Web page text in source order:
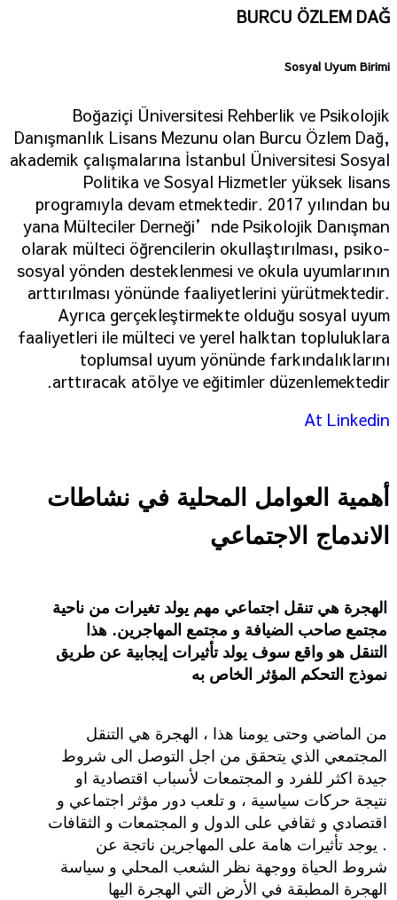
BURCU ÖZLEM DAĞ
Sosyal Uyum Birimi
Boğaziçi Üniversitesi Rehberlik ve Psikolojik
Danışmanlık Lisans Mezunu olan Burcu Özlem Dağ,
akademik çalışmalarına İstanbul Üniversitesi Sosyal
Politika ve Sosyal Hizmetler yüksek lisans
programıyla devam etmektedir. 2017 yılından bu
yana Mülteciler Derneği’nde Psikolojik Danışman
olarak mülteci öğrencilerin okullaştırılması, psiko-
sosyal yönden desteklenmesi ve okula uyumlarının
arttırılması yönünde faaliyetlerini yürütmektedir.
Ayrıca gerçekleştirmekte olduğu sosyal uyum
faaliyetleri ile mülteci ve yerel halktan topluluklara
toplumsal uyum yönünde farkındalıklarını
arttıracak atölye ve eğitimler düzenlemektedir.
At Linkedin
أهمية العوامل المحلية في نشاطات
الاندماج الاجتماعي
الهجرة هي تنقل اجتماعي مهم يولد تغيرات من ناحية
مجتمع صاحب الضيافة و مجتمع المهاجرين. هذا
التنقل هو واقع سوف يولد تأثيرات إيجابية عن طريق
نموذج التحكم المؤثر الخاص به
من الماضي وحتى يومنا هذا ، الهجرة هي التنقل
المجتمعي الذي يتحقق من اجل التوصل الى شروط
جيدة اكثر للفرد و المجتمعات لأسباب اقتصادية او
نتيجة حركات سياسية ، و تلعب دور مؤثر اجتماعي و
اقتصادي و ثقافي على الدول و المجتمعات و الثقافات
. يوجد تأثيرات هامة على المهاجرين ناتجة عن
شروط الحياة ووجهة نظر الشعب المحلي و سياسة
الهجرة المطبقة في الأرض التي الهجرة اليها